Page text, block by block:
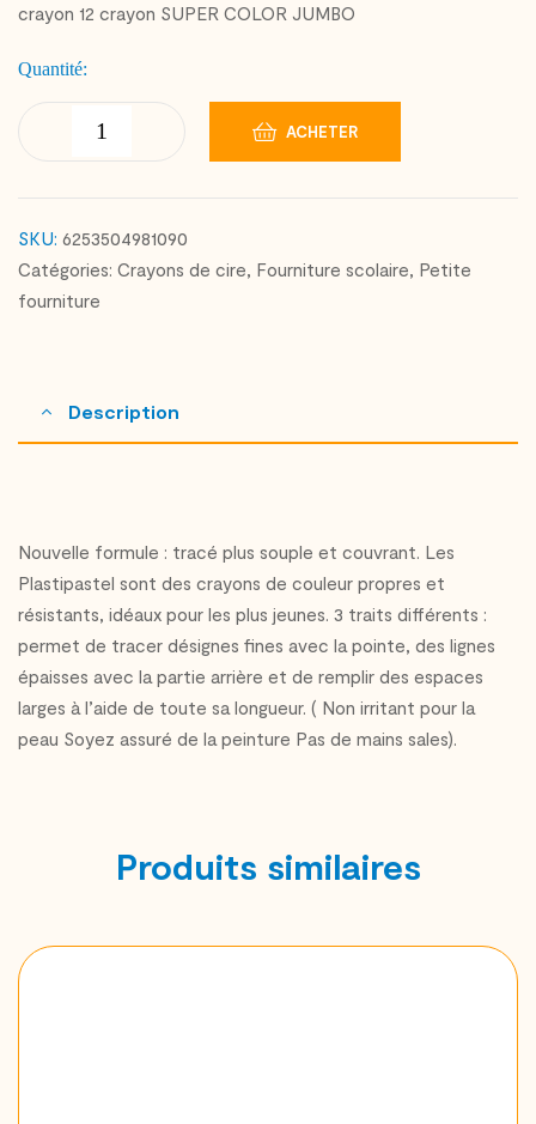
crayon 12 crayon SUPER COLOR JUMBO
Quantité:
ACHETER
SKU: 6253504981090
Catégories: Crayons de cire, Fourniture scolaire, Petite
fourniture
Description
Nouvelle formule : tracé plus souple et couvrant. Les
Plastipastel sont des crayons de couleur propres et
résistants, idéaux pour les plus jeunes. 3 traits différents :
permet de tracer désignes fines avec la pointe, des lignes
épaisses avec la partie arrière et de remplir des espaces
larges à l’aide de toute sa longueur. ( Non irritant pour la
peau Soyez assuré de la peinture Pas de mains sales).
Produits similaires